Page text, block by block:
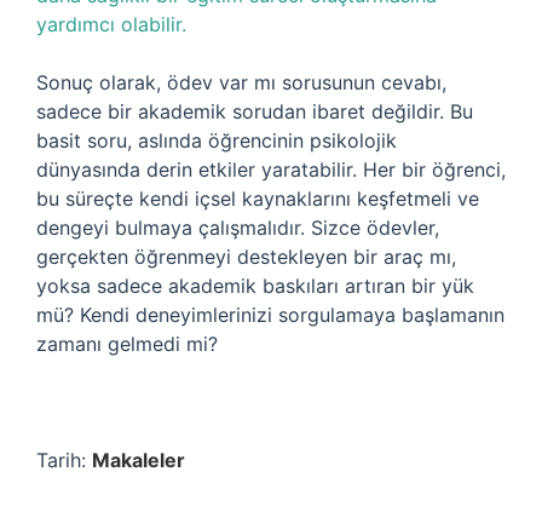
yardımcı olabilir.
Sonuç olarak, ödev var mı sorusunun cevabı,
sadece bir akademik sorudan ibaret değildir. Bu
basit soru, aslında öğrencinin psikolojik
dünyasında derin etkiler yaratabilir. Her bir öğrenci,
bu süreçte kendi içsel kaynaklarını keşfetmeli ve
dengeyi bulmaya çalışmalıdır. Sizce ödevler,
gerçekten öğrenmeyi destekleyen bir araç mı,
yoksa sadece akademik baskıları artıran bir yük
mü? Kendi deneyimlerinizi sorgulamaya başlamanın
zamanı gelmedi mi?
Tarih: Makaleler